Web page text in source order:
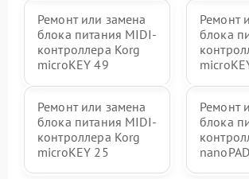
Ремонт или замена
блока питания MIDI-
контроллера Korg
microKEY 49
Ремонт
блока
Ремонт или замена
блока питания MIDI-
контроллера Korg
microKEY 25
Ремонт
блока